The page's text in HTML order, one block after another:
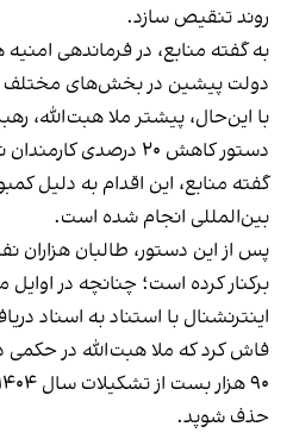
روند تنقیص سازد.
دولت پیشین در بخش‌های مختلف
با این‌حال، پیشتر ملا هبت‌الله،
دستور کاهش ۲۰ درصدی
گفته منابع، این اقدام به دلیل
بین‌المللی انجام شده است.
پس از این دستور، طالبان هزاران
برکنار کرده است؛ چنانچه در
اینترنشنال با استناد به اسناد
فاش کرد که ملا هبت‌الله در حکمی
حذف شوپد.